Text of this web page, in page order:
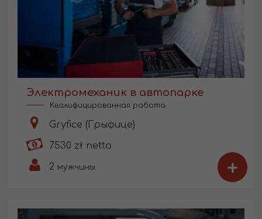
Электромеханик в автопарке
Квалифицированная работа
Gryfice (Грыфице)
7530 zł netto
2 мужчины +